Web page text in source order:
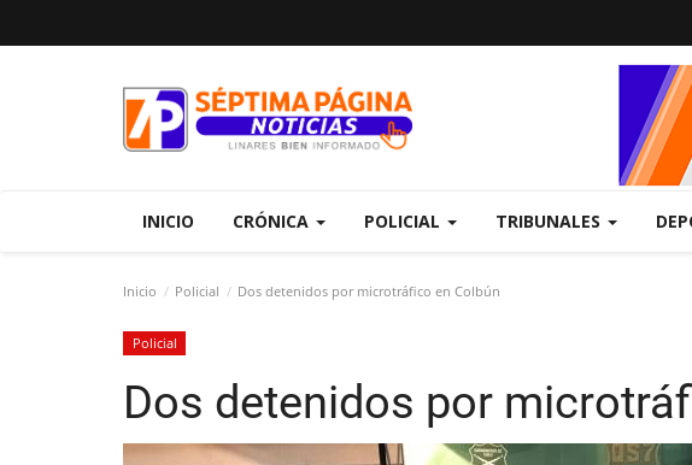
INICIO CRÓNICA POLICIAL TRIBUNALES
Inicio Policial Dos detenidos por microtráfico en Colbún
Policial
Dos detenidos por